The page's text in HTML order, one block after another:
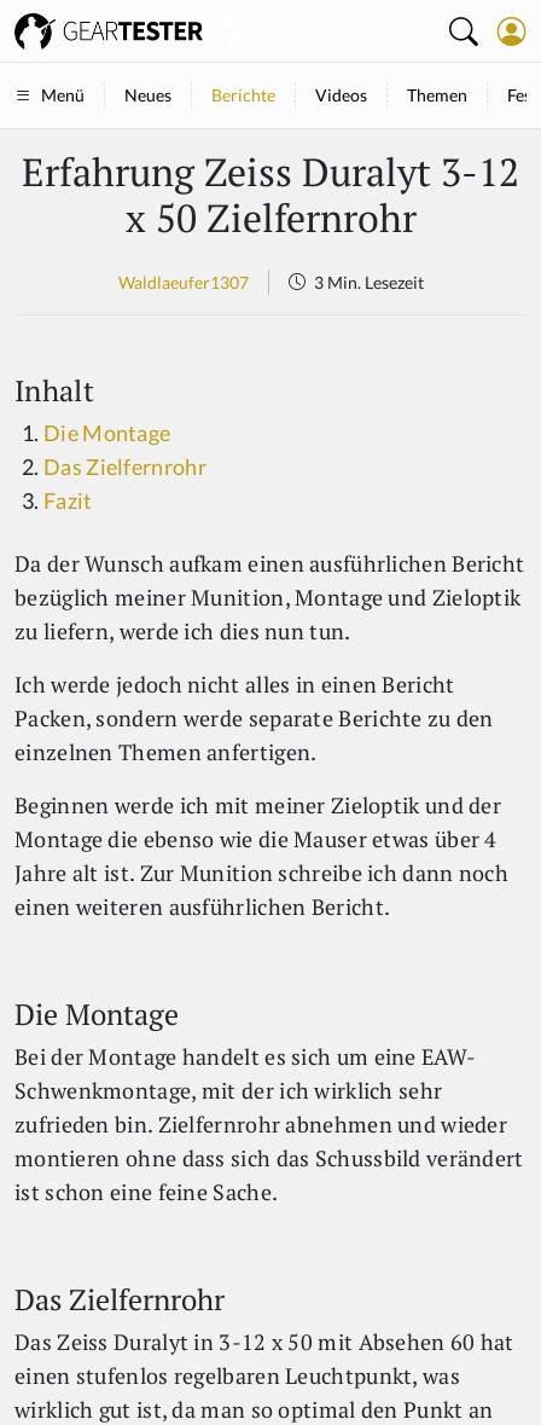
Menü Neues Berichte Videos Themen
Erfahrung Zeiss Duralyt 3-12
x 50 Zielfernrohr
Waldlaeufer1307 3 Min. Lesezeit
Inhalt
Die Montage
Das Zielfernrohr
Fazit
Da der Wunsch aufkam einen ausführlichen Bericht
bezüglich meiner Munition, Montage und Zieloptik
zu liefern, werde ich dies nun tun.
Ich werde jedoch nicht alles in einen Bericht
Packen, sondern werde separate Berichte zu den
einzelnen Themen anfertigen.
Beginnen werde ich mit meiner Zieloptik und der
Montage die ebenso wie die Mauser etwas über 4
Jahre alt ist. Zur Munition schreibe ich dann noch
einen weiteren ausführlichen Bericht.
Die Montage
Bei der Montage handelt es sich um eine EAW-
Schwenkmontage, mit der ich wirklich sehr
zufrieden bin. Zielfernrohr abnehmen und wieder
montieren ohne dass sich das Schussbild verändert
ist schon eine feine Sache.
Das Zielfernrohr
Das Zeiss Duralyt in 3-12 x 50 mit Absehen 60 hat
einen stufenlos regelbaren Leuchtpunkt, was
wirklich gut ist, da man so optimal den Punkt an